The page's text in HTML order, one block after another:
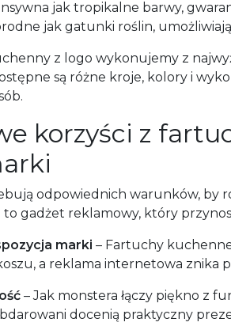
jak tropikalne barwy,
jak gatunki roślin,
z logo wykonujemy z
są różne kroje, kolory i
korzyści z
odpowiednich warunków, by
gadżet reklamowy, który
marki – Fartuchy
a reklama internetowa znika
– Jak monstera łączy piękno z
docenią praktyczny